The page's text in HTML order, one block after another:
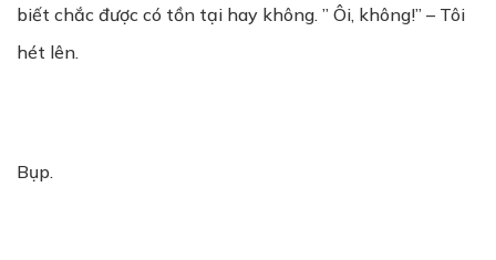
biết chắc được có tồn tại hay không. ” Ôi, không!” – Tôi
hét lên.
Bụp.